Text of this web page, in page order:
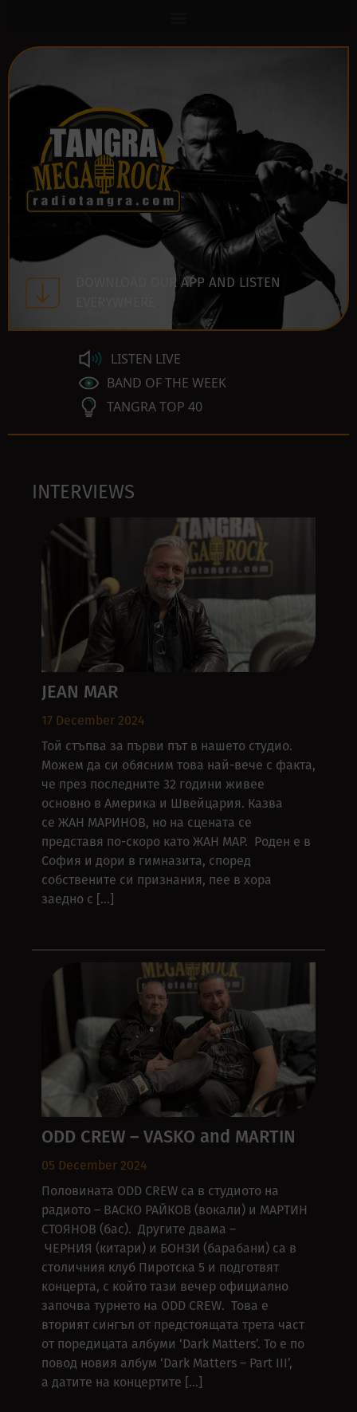
DOWNLOAD OUR APP AND LISTEN
LISTEN LIVE
BAND OF THE WEEK
TANGRA TOP 40
INTERVIEWS
JEAN MAR
17 December 2024
Той стъпва за първи път в нашето студио.
Можем да си обясним това най-вече с факта,
че през последните 32 години живее
основно в Америка и Швейцария. Казва
се ЖАН МАРИНОВ, но на сцената се
представя по-скоро като ЖАН МАР. Роден е в
София и дори в гимназита, според
собствените си признания, пее в хора
заедно с […]
ODD CREW – VASKO and MARTIN
05 December 2024
Половината ODD CREW са в студиото на
радиото – ВАСКО РАЙКОВ (вокали) и МАРТИН
СТОЯНОВ (бас). Другите двама –
ЧЕРНИЯ (китари) и БОНЗИ (барабани) са в
столичния клуб Пиротска 5 и подготвят
концерта, с който тази вечер официално
започва турнето на ODD CREW. Това е
вторият сингъл от предстоящата трета част
от поредицата албуми ‘Dark Matters’. То е по
повод новия албум ‘Dark Matters – Part III’,
а датите на концертите […]